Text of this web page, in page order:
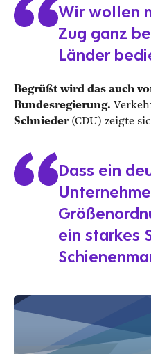
Wir wollen
Zug ganz
Länder
Begrüßt wird das auch
Bundesregierung.
Schnieder (CDU) zeigte
Dass ein
ein starkes